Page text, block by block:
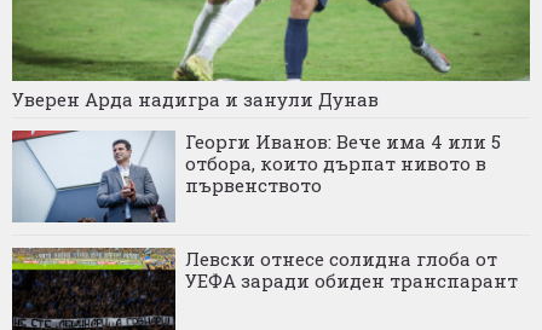
Уверен Арда надигра и занули Дунав
Георги Иванов: Вече има 4 или 5
отбора, които дърпат нивото в
първенството
Левски отнесе солидна глоба от
УЕФА заради обиден транспарант